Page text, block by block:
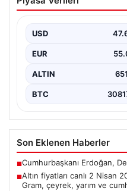
fiyatları ne kadar
fiyatları
USD
EUR
ALTIN
BTC
Son Eklenen Haberler
■Cumhurbaşkanı Erdoğan,
■Altın fiyatları canlı 2 Nisan
Gram, çeyrek, yarım ve